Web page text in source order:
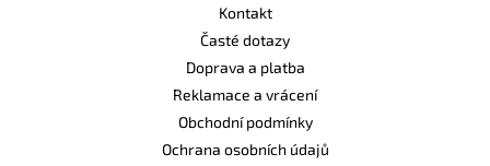
Kontakt
Časté dotazy
Doprava a platba
Reklamace a vrácení
Obchodní podmínky
Ochrana osobních údajů